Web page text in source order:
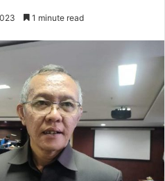
1 minute read